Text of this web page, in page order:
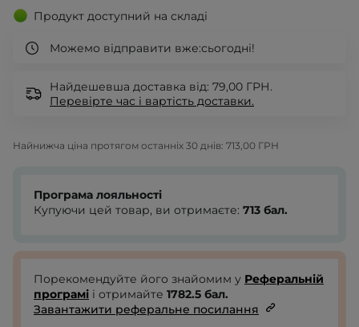
Продукт доступний на складі
Можемо відправити вже:сьогодні!
Найдешевша доставка від: 79,00 ГРН.
Перевірте час і вартість доставки.
Найнижча ціна протягом останніх 30 днів: 713,00 ГРН
Програма лояльності
Купуючи цей товар, ви отримаєте: 713 бал.
Порекомендуйте його знайомим у Реферальній
програмі і отримайте 1782.5 бал.
Завантажити реферальне посилання